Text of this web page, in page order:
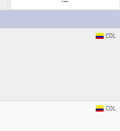
COL
COL